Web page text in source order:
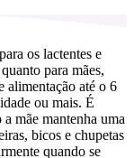
os lactentes e
para mães,
alimentação até o 6
ou mais. É
mãe mantenha uma
bicos e chupetas
quando se